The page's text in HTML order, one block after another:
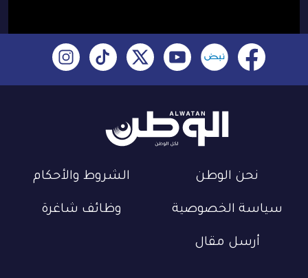
نحن الوطن الشروط والأحكام
سياسة الخصوصية وظائف شاغرة
أرسل مقال